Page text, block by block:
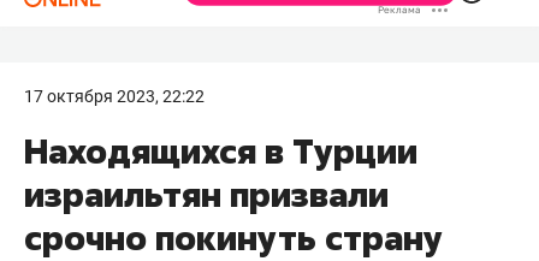
17 октября 2023, 22:22
Находящихся в Турции
израильтян призвали
срочно покинуть страну